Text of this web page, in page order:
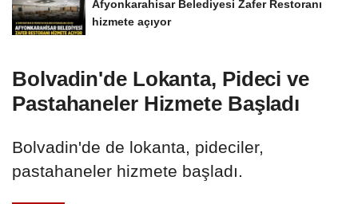
Afyonkarahisar Belediyesi Zafer Restoranı
hizmete açıyor
Bolvadin'de Lokanta, Pideci ve
Pastahaneler Hizmete Başladı
Bolvadin'de de lokanta, pideciler,
pastahaneler hizmete başladı.